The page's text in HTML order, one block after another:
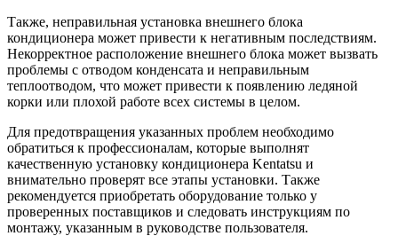
Также, неправильная установка внешнего блока
кондиционера может привести к негативным последствиям.
Некорректное расположение внешнего блока может вызвать
проблемы с отводом конденсата и неправильным
теплоотводом, что может привести к появлению ледяной
корки или плохой работе всех системы в целом.
Для предотвращения указанных проблем необходимо
обратиться к профессионалам, которые выполнят
качественную установку кондиционера Kentatsu и
внимательно проверят все этапы установки. Также
рекомендуется приобретать оборудование только у
проверенных поставщиков и следовать инструкциям по
монтажу, указанным в руководстве пользователя.